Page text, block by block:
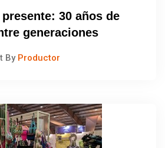
30 años de
generaciones
By Productor